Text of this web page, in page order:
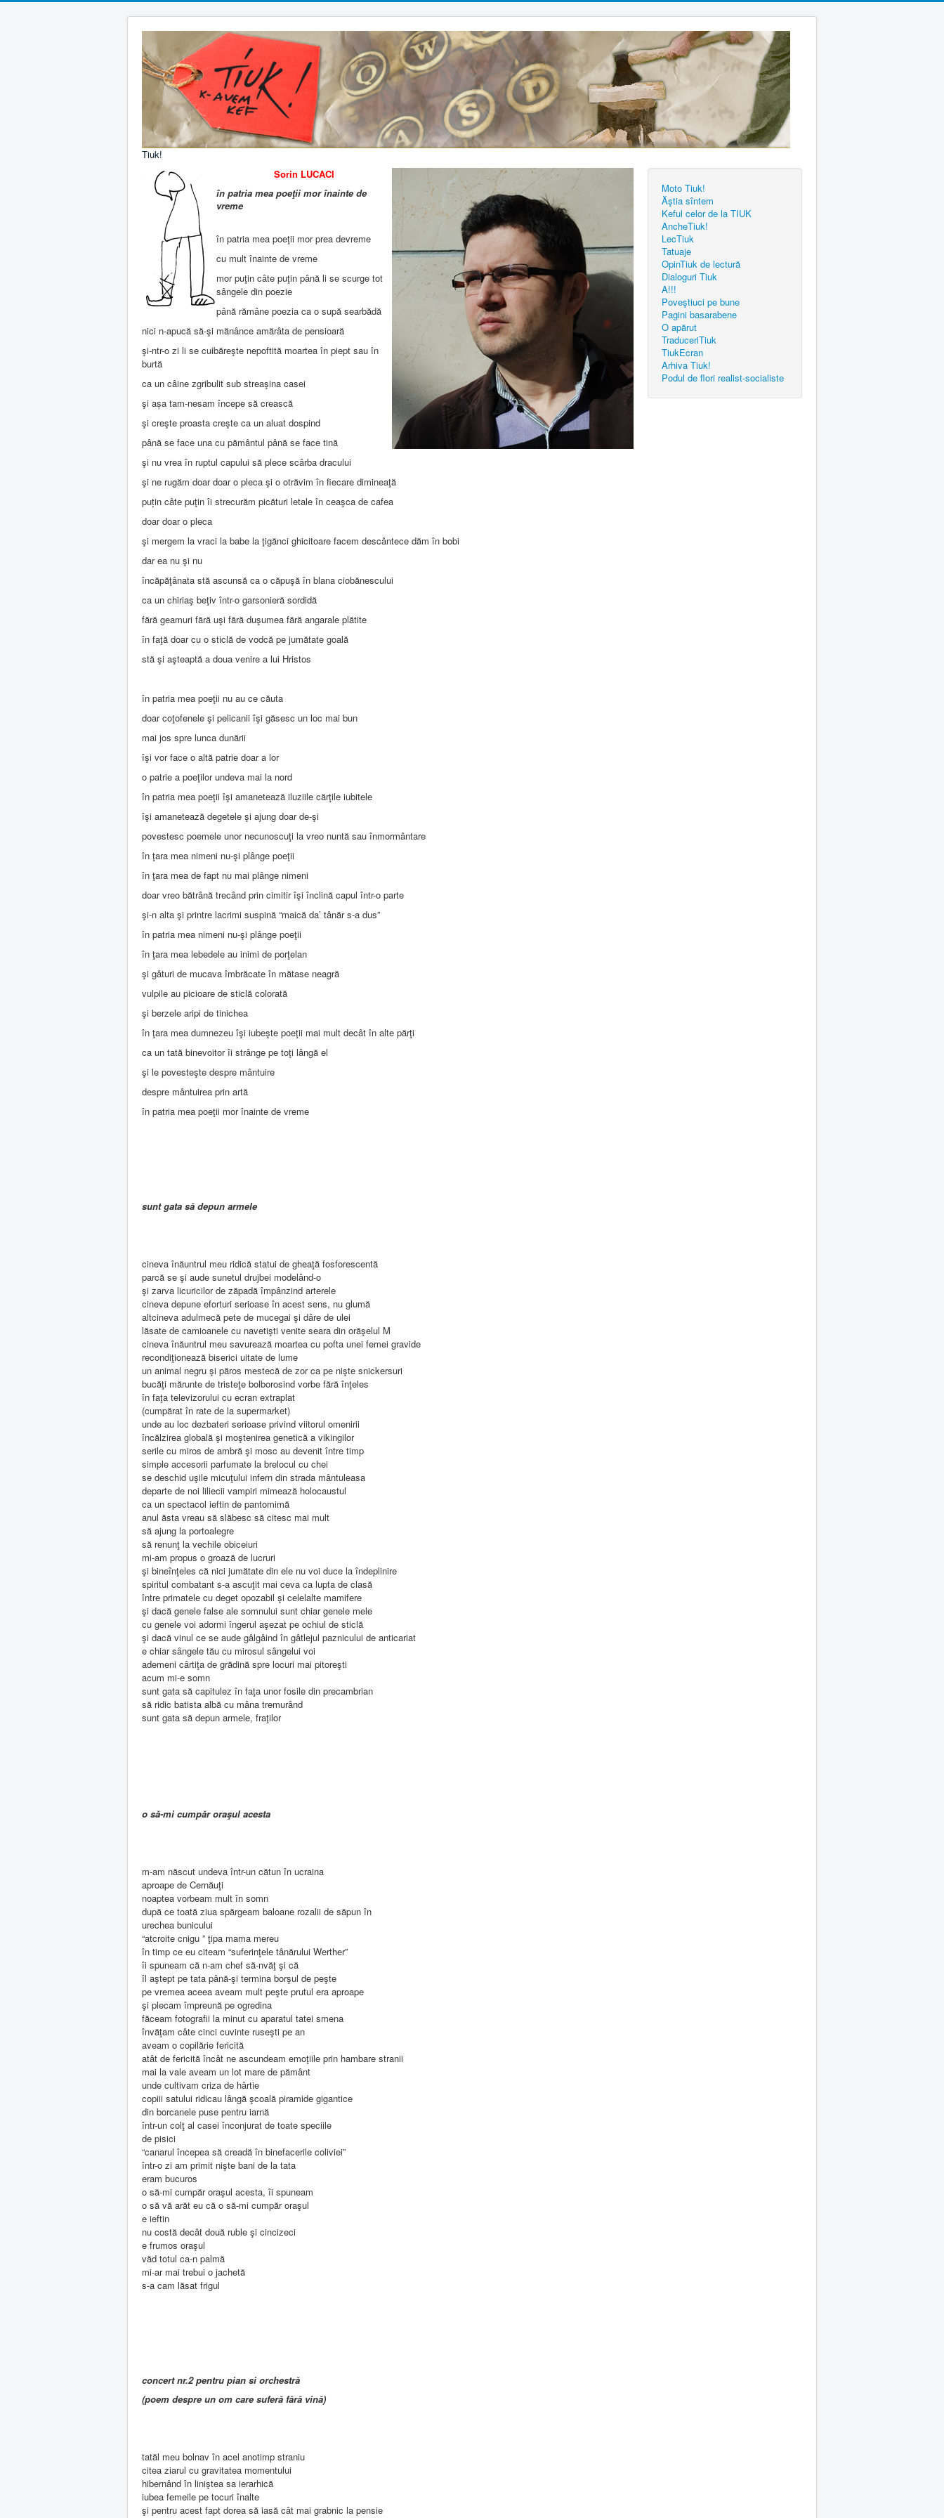
Tiuk!
Sorin LUCACI
în patria mea poeţii mor înainte de
vreme
în patria mea poeţii mor prea devreme
cu mult înainte de vreme
mor puţin câte puţin până li se scurge tot
sângele din poezie
până rămâne poezia ca o supă searbădă
nici n-apucă să-şi mănânce amărâta de pensioară
şi-ntr-o zi li se cuibăreşte nepoftită moartea în piept sau în
burtă
ca un câine zgribulit sub streaşina casei
şi așa tam-nesam începe să crească
şi creşte proasta creşte ca un aluat dospind
până se face una cu pământul până se face tină
şi nu vrea în ruptul capului să plece scârba dracului
şi ne rugăm doar doar o pleca şi o otrăvim în fiecare dimineaţă
puțin câte puţin îi strecurăm picături letale în ceaşca de cafea
doar doar o pleca
şi mergem la vraci la babe la ţigănci ghicitoare facem descântece dăm în bobi
dar ea nu şi nu
încăpăţânata stă ascunsă ca o căpuşă în blana ciobănescului
ca un chiriaş beţiv într-o garsonieră sordidă
fără geamuri fără uşi fără duşumea fără angarale plătite
în faţă doar cu o sticlă de vodcă pe jumătate goală
stă şi aşteaptă a doua venire a lui Hristos
în patria mea poeţii nu au ce căuta
doar coţofenele şi pelicanii îşi găsesc un loc mai bun
mai jos spre lunca dunării
îşi vor face o altă patrie doar a lor
o patrie a poeţilor undeva mai la nord
în patria mea poeţii îşi amanetează iluziile cărţile iubitele
îşi amanetează degetele şi ajung doar de-şi
povestesc poemele unor necunoscuţi la vreo nuntă sau înmormântare
în ţara mea nimeni nu-şi plânge poeţii
în ţara mea de fapt nu mai plânge nimeni
doar vreo bătrână trecând prin cimitir îşi înclină capul într-o parte
şi-n alta şi printre lacrimi suspină “maică da’ tânăr s-a dus”
în patria mea nimeni nu-şi plânge poeţii
în ţara mea lebedele au inimi de porţelan
şi gâturi de mucava îmbrăcate în mătase neagră
vulpile au picioare de sticlă colorată
şi berzele aripi de tinichea
în ţara mea dumnezeu îşi iubeşte poeţii mai mult decât în alte părţi
ca un tată binevoitor îi strânge pe toţi lângă el
şi le povesteşte despre mântuire
despre mântuirea prin artă
în patria mea poeţii mor înainte de vreme
sunt gata să depun armele
cineva înăuntrul meu ridică statui de gheaţă fosforescentă
parcă se şi aude sunetul drujbei modelând-o
şi zarva licuricilor de zăpadă împânzind arterele
cineva depune eforturi serioase în acest sens, nu glumă
altcineva adulmecă pete de mucegai şi dâre de ulei
lăsate de camioanele cu navetişti venite seara din orăşelul M
cineva înăuntrul meu savurează moartea cu pofta unei femei gravide
recondiţionează biserici uitate de lume
un animal negru şi păros mestecă de zor ca pe nişte snickersuri
bucăţi mărunte de tristeţe bolborosind vorbe fără înţeles
în faţa televizorului cu ecran extraplat
(cumpărat în rate de la supermarket)
unde au loc dezbateri serioase privind viitorul omenirii
încălzirea globală şi moştenirea genetică a vikingilor
serile cu miros de ambră şi mosc au devenit între timp
simple accesorii parfumate la brelocul cu chei
se deschid uşile micuţului infern din strada mântuleasa
departe de noi liliecii vampiri mimează holocaustul
ca un spectacol ieftin de pantomimă
anul ăsta vreau să slăbesc să citesc mai mult
să ajung la portoalegre
să renunţ la vechile obiceiuri
mi-am propus o groază de lucruri
şi bineînţeles că nici jumătate din ele nu voi duce la îndeplinire
spiritul combatant s-a ascuţit mai ceva ca lupta de clasă
între primatele cu deget opozabil şi celelalte mamifere
şi dacă genele false ale somnului sunt chiar genele mele
cu genele voi adormi îngerul aşezat pe ochiul de sticlă
şi dacă vinul ce se aude gâlgâind în gâtlejul paznicului de anticariat
e chiar sângele tău cu mirosul sângelui voi
ademeni cârtiţa de grădină spre locuri mai pitoreşti
acum mi-e somn
sunt gata să capitulez în faţa unor fosile din precambrian
să ridic batista albă cu mâna tremurând
sunt gata să depun armele, fraţilor
o să-mi cumpăr oraşul acesta
m-am născut undeva într-un cătun în ucraina
aproape de Cernăuţi
noaptea vorbeam mult în somn
după ce toată ziua spărgeam baloane rozalii de săpun în
urechea bunicului
“atcroite cnigu ” ţipa mama mereu
în timp ce eu citeam “suferinţele tânărului Werther”
îi spuneam că n-am chef să-nvăţ şi că
îl aştept pe tata până-şi termina borşul de peşte
pe vremea aceea aveam mult peşte prutul era aproape
şi plecam împreună pe ogredina
făceam fotografii la minut cu aparatul tatei smena
învăţam câte cinci cuvinte ruseşti pe an
aveam o copilărie fericită
atât de fericită încât ne ascundeam emoţiile prin hambare stranii
mai la vale aveam un lot mare de pământ
unde cultivam criza de hârtie
copiii satului ridicau lângă şcoală piramide gigantice
din borcanele puse pentru iarnă
într-un colţ al casei înconjurat de toate speciile
de pisici
“canarul începea să creadă în binefacerile coliviei”
într-o zi am primit nişte bani de la tata
eram bucuros
o să-mi cumpăr oraşul acesta, îi spuneam
o să vă arăt eu că o să-mi cumpăr oraşul
e ieftin
nu costă decât două ruble şi cincizeci
e frumos oraşul
văd totul ca-n palmă
mi-ar mai trebui o jachetă
s-a cam lăsat frigul
concert nr.2 pentru pian si orchestră
(poem despre un om care suferă fără vină)
tatăl meu bolnav în acel anotimp straniu
citea ziarul cu gravitatea momentului
hibernând în liniştea sa ierarhică
iubea femeile pe tocuri înalte
şi pentru acest fapt dorea să iasă cât mai grabnic la pensie
Moto Tiuk!
Ăştia sîntem
Keful celor de la TIUK
AncheTiuk!
LecTiuk
Tatuaje
OpinTiuk de lectură
Dialoguri Tiuk
A!!!
Poveştiuci pe bune
Pagini basarabene
O apărut
TraduceriTiuk
TiukEcran
Arhiva Tiuk!
Podul de flori realist-socialiste